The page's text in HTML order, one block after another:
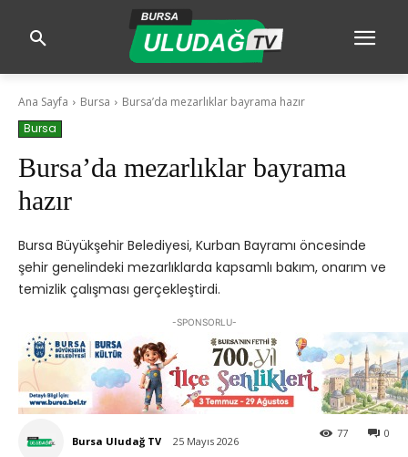
Ana Sayfa Bursa
Bursa’da mezarlıklar bayrama hazır
Bursa
Bursa’da mezarlıklar bayrama
hazır
Bursa Büyükşehir Belediyesi, Kurban Bayramı öncesinde
şehir genelindeki mezarlıklarda kapsamlı bakım, onarım ve
temizlik çalışması gerçekleştirdi.
-SPONSORLU-
Bursa Uludağ TV 25 Mayıs 2026
0
77